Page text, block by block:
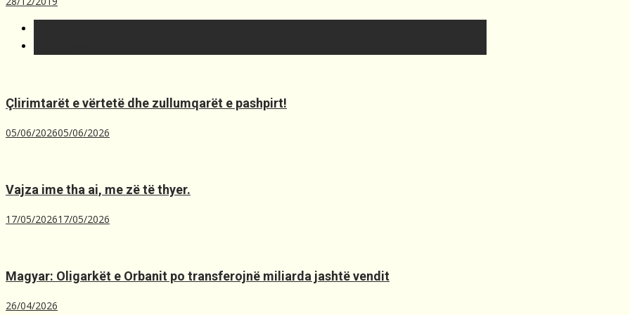
Çlirimtarët e vërtetë dhe zullumqarët e pashpirt!
05/06/202605/06/2026
Vajza ime tha ai, me zë të thyer.
17/05/202617/05/2026
Magyar: Oligarkët e Orbanit po transferojnë miliarda jashtë vendit
26/04/2026